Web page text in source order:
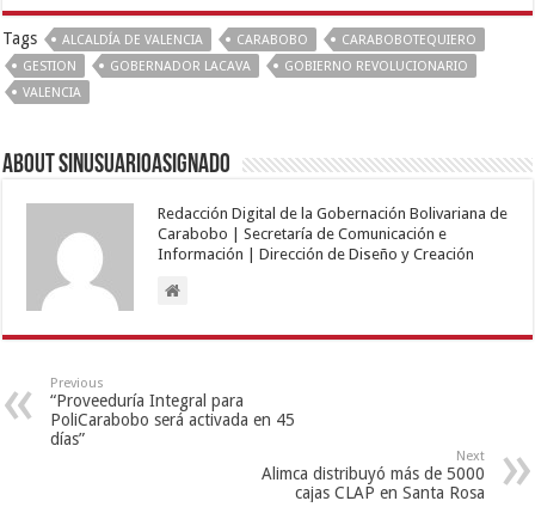
Tags ALCALDÍA DE VALENCIA CARABOBO
CARABOBOTEQUIERO
GESTION
GOBERNADOR LACAVA
GOBIERNO REVOLUCIONARIO
VALENCIA
About sinusuarioasignado
Redacción Digital de la Gobernación Bolivariana de
Carabobo | Secretaría de Comunicación e
Información | Dirección de Diseño y Creación
Previous
“Proveeduría Integral para
PoliCarabobo será activada en 45
días”
Next
Alimca distribuyó más de 5000
cajas CLAP en Santa Rosa